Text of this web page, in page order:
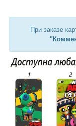
При заказе